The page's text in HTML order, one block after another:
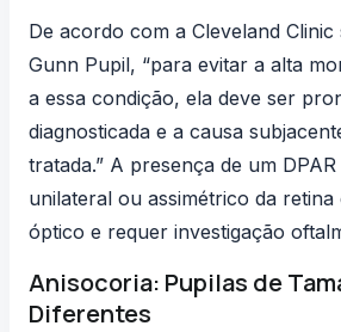
De acordo com a Cleveland
Gunn Pupil, “para evitar a alta
a essa condição, ela deve ser
diagnosticada e a causa
tratada.” A presença de um
unilateral ou assimétrico da
óptico e requer investigação
Anisocoria: Pupilas de
Diferentes